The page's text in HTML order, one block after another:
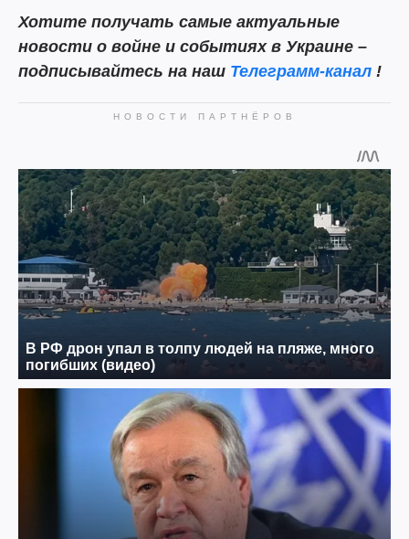
Хотите получать самые актуальные
новости о войне и событиях в Украине –
подписывайтесь на наш Телеграмм-канал !